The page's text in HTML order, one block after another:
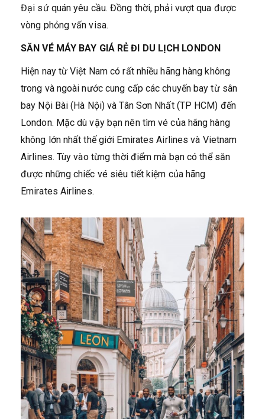
Đại sứ quán yêu cầu. Đồng thời, phải vượt qua được
vòng phỏng vấn visa.
SĂN VÉ MÁY BAY GIÁ RẺ ĐI DU LỊCH LONDON
Hiện nay từ Việt Nam có rất nhiều hãng hàng không
trong và ngoài nước cung cấp các chuyến bay từ sân
bay Nội Bài (Hà Nội) và Tân Sơn Nhất (TP HCM) đến
London. Mặc dù vậy bạn nên tìm vé của hãng hàng
không lớn nhất thế giới Emirates Airlines và Vietnam
Airlines. Tùy vào từng thời điểm mà bạn có thể săn
được những chiếc vé siêu tiết kiệm của hãng
Emirates Airlines.